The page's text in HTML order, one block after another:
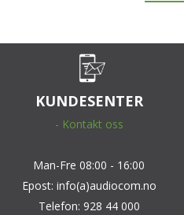
KUNDESENTER
- Kontakt oss
Man-Fre 08:00 - 16:00
Epost: info(a)audiocom.no
Telefon: 928 44 000